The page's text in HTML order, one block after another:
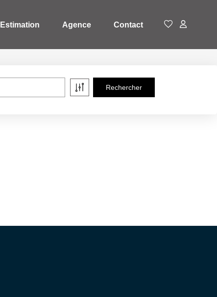
Estimation Agence Contact